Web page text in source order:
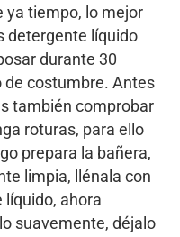
ya tiempo, lo mejor
detergente líquido
durante 30
de costumbre. Antes
también comprobar
roturas, para ello
prepara la bañera,
limpia, llénala con
líquido, ahora
suavemente, déjalo